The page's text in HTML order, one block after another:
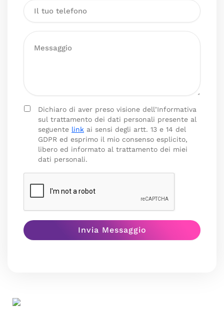
Dichiaro di aver preso visione dell’Informativa
sul trattamento dei dati personali presente al
seguente link ai sensi degli artt. 13 e 14 del
GDPR ed esprimo il mio consenso esplicito,
libero ed informato al trattamento dei miei
dati personali.